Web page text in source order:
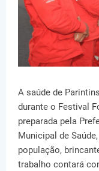
A saúde de
durante o Festival
preparada pela
Municipal de
população,
trabalho contará